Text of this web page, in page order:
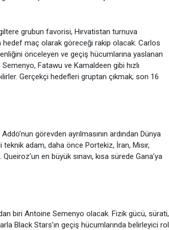
grubun favorisi, Hırvatistan turnuva
hedef maç olarak göreceği rakip olacak. Carlos
önceleyen ve geçiş hücumlarına yaslanan
Fatawu ve Kamaldeen gibi hızlı
Gerçekçi hedefleri gruptan çıkmak; son 16
görevden ayrılmasının ardından Dünya
adam, daha önce Portekiz, İran, Mısır,
en büyük sınavı, kısa sürede Gana’ya
biri Antoine Semenyo olacak. Fizik gücü, sürati,
Black Stars’ın geçiş hücumlarında belirleyici rol